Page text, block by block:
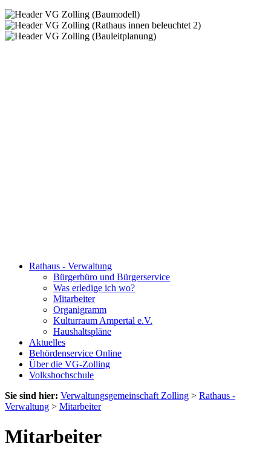
Rathaus - Verwaltung
Bürgerbüro und Bürgerservice
Was erledige ich wo?
Mitarbeiter
Organigramm
Kulturraum Ampertal e.V.
Haushaltspläne
Aktuelles
Behördenservice Online
Über die VG-Zolling
Volkshochschule
Sie sind hier: Verwaltungsgemeinschaft Zolling > Rathaus -
Verwaltung > Mitarbeiter
Mitarbeiter